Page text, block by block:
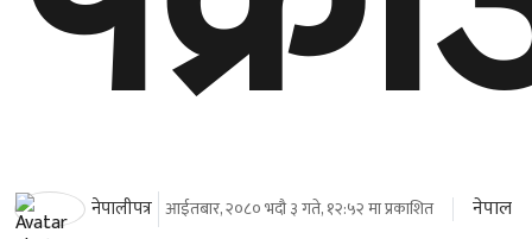
नेपालीपत्र आईतबार, २०८० भदौ ३ गते, १२:५२ मा प्रकाशित नेपाल